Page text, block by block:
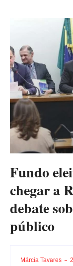
Fundo
chegar a
debate
público
Márcia Tavares